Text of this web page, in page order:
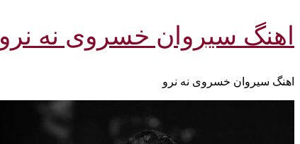
اهنگ سیروان خسروی نه نرو
اهنگ سیروان خسروی نه نرو